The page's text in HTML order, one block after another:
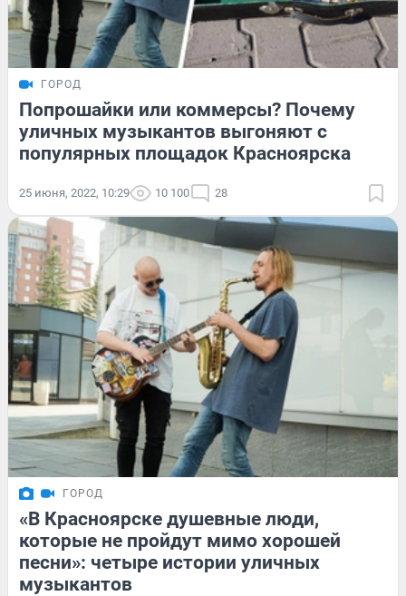
ГОРОД
Попрошайки или коммерсы? Почему
уличных музыкантов выгоняют с
популярных площадок Красноярска
25 июня, 2022, 10:29 10 100 28
ГОРОД
«В Красноярске душевные люди,
которые не пройдут мимо хорошей
песни»: четыре истории уличных
музыкантов